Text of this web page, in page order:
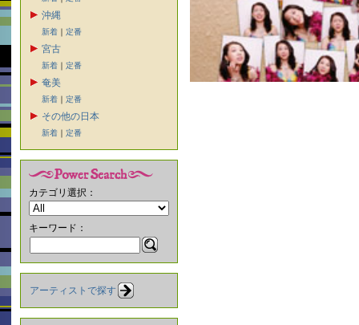
沖縄
新着 ｜ 定番
宮古
新着 ｜ 定番
奄美
新着 ｜ 定番
その他の日本
新着 ｜ 定番
カテゴリ選択：
キーワード：
アーティストで探す